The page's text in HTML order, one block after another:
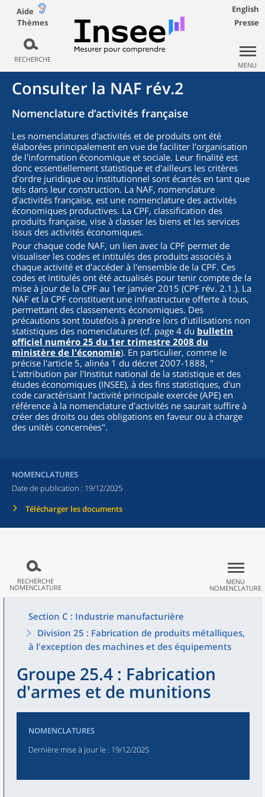
Aide
Thèmes
RECHERCHE
English
Presse
MENU
Consulter la NAF rév.2
Nomenclature d’activités française
Les nomenclatures d'activités et de produits ont été
élaborées principalement en vue de faciliter l'organisation
de l'information économique et sociale. Leur finalité est
donc essentiellement statistique et d'ailleurs les critères
d'ordre juridique ou institutionnel sont écartés en tant que
tels dans leur construction. La NAF, nomenclature
d'activités française, est une nomenclature des activités
économiques productives. La CPF, classification des
produits française, vise à classer les biens et les services
issus des activités économiques.
Pour chaque code NAF, un lien avec la CPF permet de
visualiser les codes et intitulés des produits associés à
chaque activité et d'accéder à l'ensemble de la CPF. Ces
codes et intitulés ont été actualisés pour tenir compte de la
mise à jour de la CPF au 1er janvier 2015 (CPF rév. 2.1.). La
NAF et la CPF constituent une infrastructure offerte à tous,
permettant des classements économiques. Des
précautions sont toutefois à prendre lors d'utilisations non
statistiques des nomenclatures (cf. page 4 du bulletin
officiel numéro 25 du 1er trimestre 2008 du
ministère de l'économie). En particulier, comme le
précise l'article 5, alinéa 1 du décret 2007-1888, "
L'attribution par l'Institut national de la statistique et des
études économiques (INSEE), à des fins statistiques, d'un
code caractérisant l'activité principale exercée (APE) en
référence à la nomenclature d'activités ne saurait suffire à
créer des droits ou des obligations en faveur ou à charge
des unités concernées".
NOMENCLATURES
Date de publication : 19/12/2025
Télécharger les documents
RECHERCHE
NOMENCLATURE
MENU
NOMENCLATURE
Section C : Industrie manufacturière
Division 25 : Fabrication de produits métalliques,
à l'exception des machines et des équipements
Groupe 25.4 : Fabrication
d'armes et de munitions
NOMENCLATURES
Dernière mise à jour le : 19/12/2025